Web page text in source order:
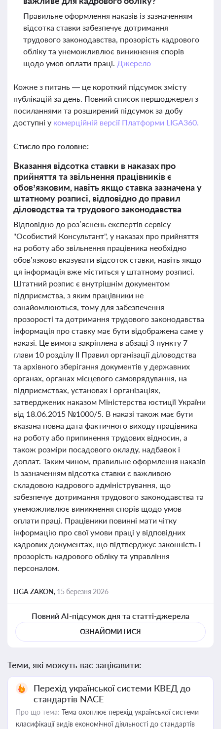
Правильне оформлення наказів із зазначенням
відсотка ставки забезпечує дотримання
трудового законодавства, прозорість кадрового
обліку та унеможливлює виникнення спорів
щодо умов оплати праці. Джерело
Кожне з питань — це короткий підсумок змісту
публікацій за день. Повний список першоджерел з
посиланнями та розширений підсумок за добу
доступні у комерційній версії Платформи LIGA360.
Стисло про головне:
Вказання відсотка ставки в наказах про
прийняття та звільнення працівників є
обов’язковим, навіть якщо ставка зазначена у
штатному розписі, відповідно до правил
діловодства та трудового законодавства
Відповідно до роз’яснень експертів сервісу
"Особистий Консультант", у наказах про прийняття
на роботу або звільнення працівника необхідно
обов’язково вказувати відсоток ставки, навіть якщо
ця інформація вже міститься у штатному розписі.
Штатний розпис є внутрішнім документом
підприємства, з яким працівники не
ознайомлюються, тому для забезпечення
прозорості та дотримання трудового законодавства
інформація про ставку має бути відображена саме у
наказі. Це вимога закріплена в абзаці 3 пункту 7
глави 10 розділу II Правил організації діловодства
та архівного зберігання документів у державних
органах, органах місцевого самоврядування, на
підприємствах, установах і організаціях,
затверджених наказом Міністерства юстиції України
від 18.06.2015 №1000/5. В наказі також має бути
вказана повна дата фактичного виходу працівника
на роботу або припинення трудових відносин, а
також розміри посадового окладу, надбавок і
доплат. Таким чином, правильне оформлення наказів
із зазначенням відсотка ставки є важливою
складовою кадрового адміністрування, що
забезпечує дотримання трудового законодавства та
унеможливлює виникнення спорів щодо умов
оплати праці. Працівники повинні мати чітку
інформацію про свої умови праці у відповідних
кадрових документах, що підтверджує законність і
прозорість кадрового обліку та управління
персоналом.
LIGA ZAKON, 15 березня 2026
Повний AI-підсумок дня та статті-джерела
ОЗНАЙОМИТИСЯ
Теми, які можуть вас зацікавити:
Перехід української системи КВЕД до
стандартів NACE
Про що тема: Тема охоплює перехід української системи
класифікації видів економічної діяльності до стандартів